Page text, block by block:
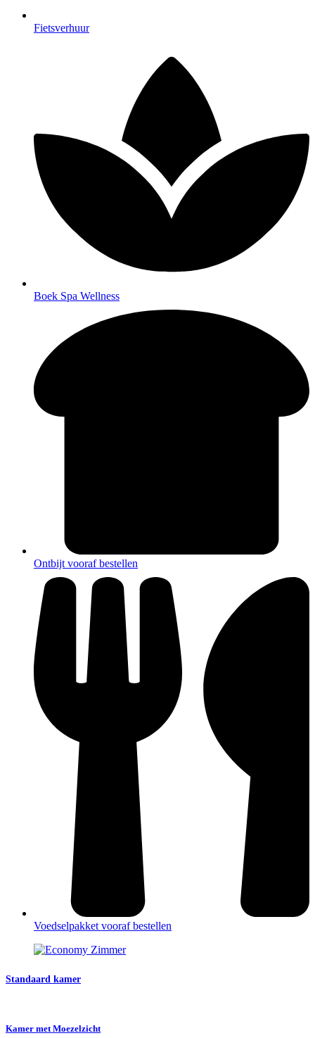
Fietsverhuur
Boek Spa Wellness
Ontbijt vooraf bestellen
Voedselpakket vooraf bestellen
Standaard kamer
Kamer met Moezelzicht